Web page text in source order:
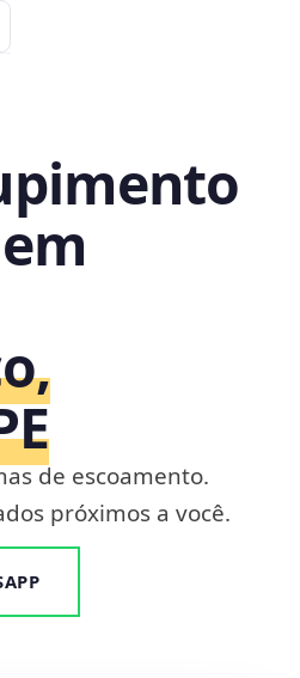
de escoamento.
próximos a você.